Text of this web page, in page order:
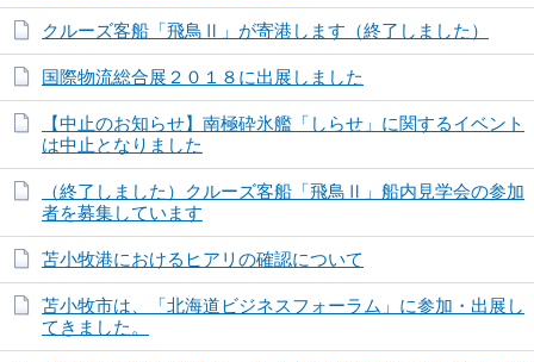
クルーズ客船「飛鳥Ⅱ」が寄港します（終了しました）
国際物流総合展２０１８に出展しました
【中止のお知らせ】南極砕氷艦「しらせ」に関するイベント
は中止となりました
（終了しました）クルーズ客船「飛鳥Ⅱ」船内見学会の参加
者を募集しています
苫小牧港におけるヒアリの確認について
苫小牧市は、「北海道ビジネスフォーラム」に参加・出展し
てきました。